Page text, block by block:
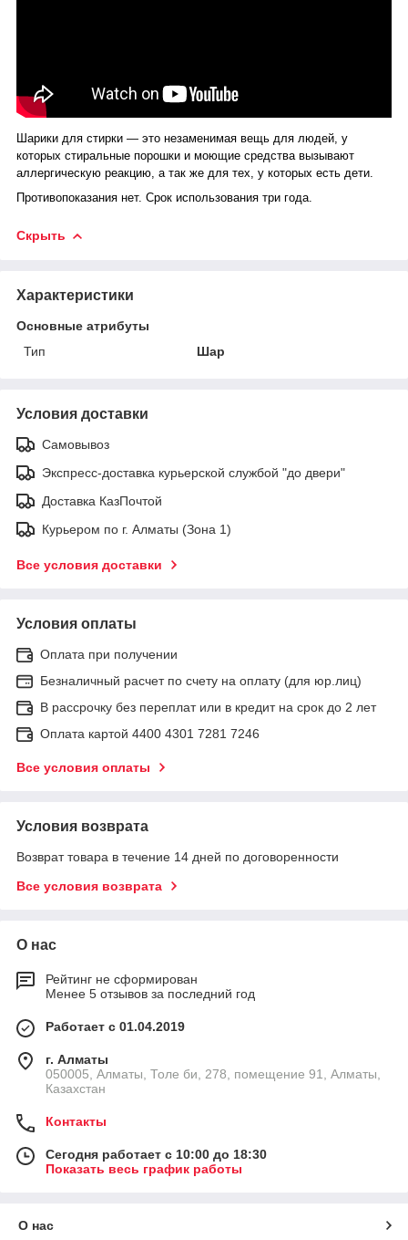
Шарики для стирки — это незаменимая вещь для людей, у
которых стиральные порошки и моющие средства вызывают
аллергическую реакцию, а так же для тех, у которых есть дети.
Противопоказания нет. Срок использования три года.
Скрыть
Характеристики
Основные атрибуты
Тип
Шар
Условия доставки
Самовывоз
Экспресс-доставка курьерской службой "до двери"
Доставка КазПочтой
Курьером по г. Алматы (Зона 1)
Все условия доставки
Условия оплаты
Оплата при получении
Безналичный расчет по счету на оплату (для юр.лиц)
В рассрочку без переплат или в кредит на срок до 2 лет
Оплата картой 4400 4301 7281 7246
Все условия оплаты
Условия возврата
Возврат товара в течение 14 дней по договоренности
Все условия возврата
О нас
Рейтинг не сформирован
Менее 5 отзывов за последний год
Работает с 01.04.2019
г. Алматы
050005, Алматы, Толе би, 278, помещение 91, Алматы,
Казахстан
Контакты
Сегодня работает с 10:00 до 18:30
Показать весь график работы
О нас